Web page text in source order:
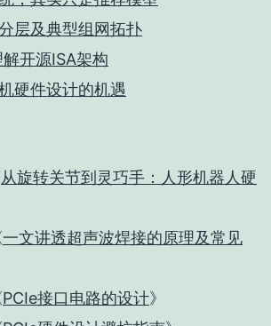
层及典型组网拓扑
开源ISA架构
硬件设计的机遇
从旋转关节到灵巧手：人形机器人硬
一文讲透超声波焊接的原理及常见
PCIe接口电路的设计》